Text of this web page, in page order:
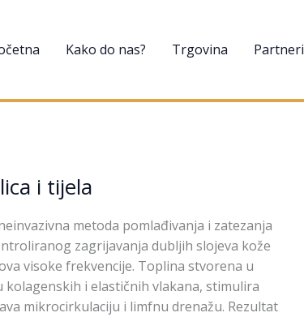
Kako do nas? Trgovina Partneri
i tijela
metoda pomlađivanja i zatezanja
zagrijavanja dubljih slojeva kože
visoke frekvencije. Toplina stvorena u
i elastičnih vlakana, stimulira
mikrocirkulaciju i limfnu drenažu. Rezultat